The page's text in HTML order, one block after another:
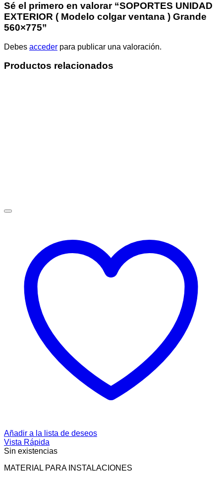
Sé el primero en valorar “SOPORTES UNIDAD
EXTERIOR ( Modelo colgar ventana ) Grande
560×775”
Debes acceder para publicar una valoración.
Productos relacionados
Añadir a la lista de deseos
Vista Rápida
Sin existencias
MATERIAL PARA INSTALACIONES